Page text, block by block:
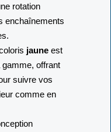
rotation
enchaînements
jauneest
gamme, offrant
suivre vos
comme en